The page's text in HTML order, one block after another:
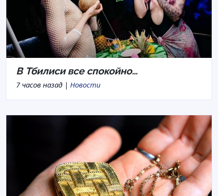
В Тбилиси все спокойно…
7 часов назад | Новости